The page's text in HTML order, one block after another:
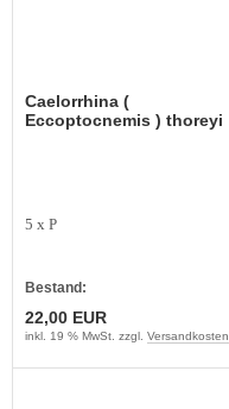
Caelorrhina (
Eccoptocnemis ) thoreyi
5 x P
Bestand:
22,00 EUR
inkl. 19 % MwSt. zzgl. Versandkosten